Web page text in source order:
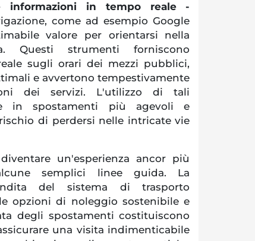
informazioni in tempo reale -
come ad esempio Google
valore per orientarsi nella
Questi strumenti forniscono
sugli orari dei mezzi pubblici,
e avvertono tempestivamente
dei servizi. L'utilizzo di tali
in spostamenti più agevoli e
di perdersi nelle intricate vie
un'esperienza ancor più
semplici linee guida. La
del sistema di trasporto
opzioni di noleggio sostenibile e
degli spostamenti costituiscono
una visita indimenticabile